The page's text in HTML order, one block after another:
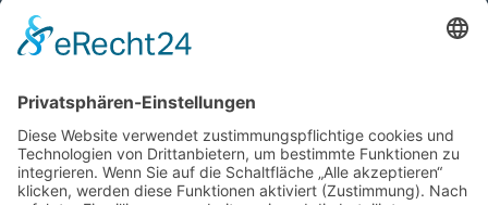
17.04.2026
Verdienstmedaille für Telse Stoy
Das war: Munition im Meer
17.04.2026
Fahrtenprogramm 2026 ist fertig